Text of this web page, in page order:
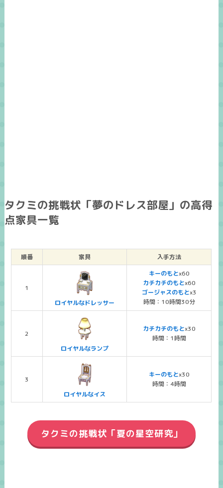
タクミの挑戦状「夢のドレス部屋」の高得
点家具一覧
順番 家具 入手方法
1
ロイヤルなドレッサー
キーのもとx60
カチカチのもとx60
ゴージャスのもとx3
時間：10時間30分
2
ロイヤルなランプ
カチカチのもとx30
時間：1時間
3
ロイヤルなイス
キーのもとx30
時間：4時間
タクミの挑戦状「夏の星空研究」